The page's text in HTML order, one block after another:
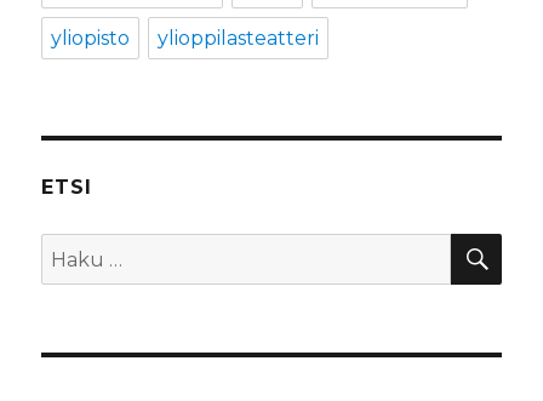
yliopisto ylioppilasteatteri
ETSI
Etsi: